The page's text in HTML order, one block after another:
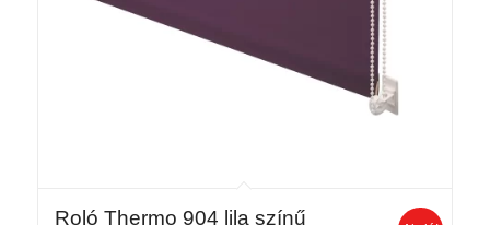
Roló Thermo 904 lila színű